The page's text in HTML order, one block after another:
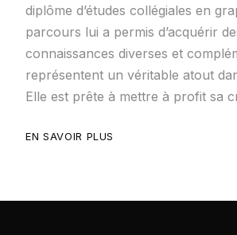
diplôme d’études collégiales en
parcours lui a permis d’acquérir
connaissances diverses et
représentent un véritable atout
Elle est prête à mettre à profit sa
EN SAVOIR PLUS